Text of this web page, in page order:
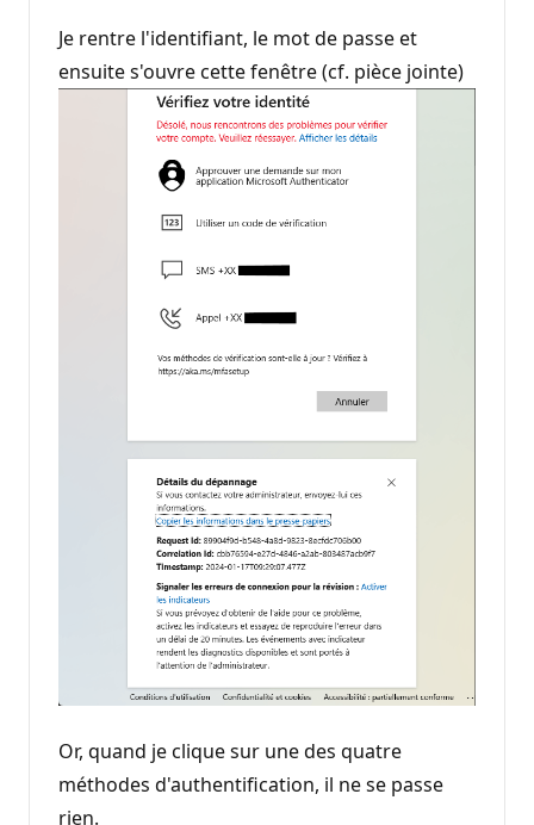
Je rentre l'identifiant, le mot de passe et
ensuite s'ouvre cette fenêtre (cf. pièce jointe)
Or, quand je clique sur une des quatre
méthodes d'authentification, il ne se passe
rien.